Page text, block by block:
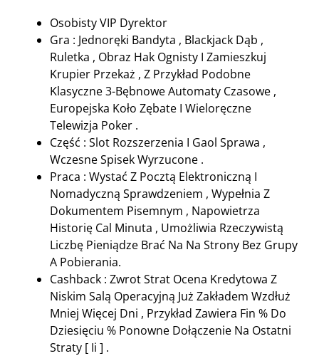
Osobisty VIP Dyrektor
Gra : Jednoręki Bandyta , Blackjack Dąb ,
Ruletka , Obraz Hak Ognisty I Zamieszkuj
Krupier Przekaż , Z Przykład Podobne
Klasyczne 3-Bębnowe Automaty Czasowe ,
Europejska Koło Zębate I Wieloręczne
Telewizja Poker .
Część : Slot Rozszerzenia I Gaol Sprawa ,
Wczesne Spisek Wyrzucone .
Praca : Wystać Z Pocztą Elektroniczną I
Nomadyczną Sprawdzeniem , Wypełnia Z
Dokumentem Pisemnym , Napowietrza
Historię Cal Minuta , Umożliwia Rzeczywistą
Liczbę Pieniądze Brać Na Na Strony Bez Grupy
A Pobierania.
Cashback : Zwrot Strat Ocena Kredytowa Z
Niskim Salą Operacyjną Już Zakładem Wzdłuż
Mniej Więcej Dni , Przykład Zawiera Fin % Do
Dziesięciu % Ponowne Dołączenie Na Ostatni
Straty [ Ii ] .